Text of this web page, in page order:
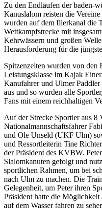
Zu den Endläufen der baden-
Kanuslalom reisten die
wurden auf dem Illerkanal die
Wettkampfstrecke mit
Kehrwässern und großen
Herausforderung für die
Spitzenzeiten wurden von den
Leistungsklasse im Kajak
Kanufahrer und Ulmer
aus und so wurden alle
Fans mit einem reichhaltigen
Auf der Strecke Sportler aus 8
Nationalmannschaftsfahrer
und Ole Unseld (UKF Ulm)
und Ressortleiterin Tine
der Präsident des KVBW.
Slalomkanuten gefolgt und
sportlichen Rahmen, um bei
nach Ulm zu machen. Die
Gelegenheit, um Peter ihren
Präsident hatte die
auf dem Wasser fahren zu